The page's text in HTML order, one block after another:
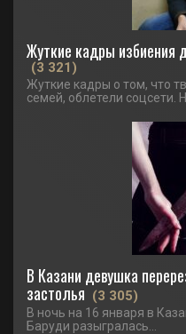
Жуткие кадры избиения
(3 321)
Жуткие кадры о том, что
семей, облетели соцсети.
В Казани девушка
застолья (3 305)
В ночь на 16 января в
Баруди разыгралась...